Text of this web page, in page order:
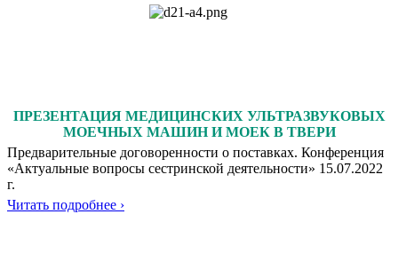
ПРЕЗЕНТАЦИЯ МЕДИЦИНСКИХ УЛЬТРАЗВУКОВЫХ
МОЕЧНЫХ МАШИН И МОЕК В ТВЕРИ
Предварительные договоренности о поставках. Конференция
«Актуальные вопросы сестринской деятельности» 15.07.2022
г.
Читать подробнее ›